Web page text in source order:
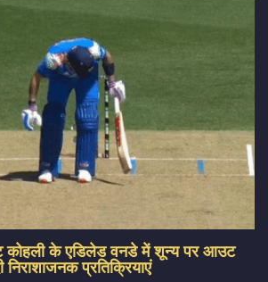
कोहली के एडिलेड वनडे में शून्य पर आउट
प्रतिक्रियाएं